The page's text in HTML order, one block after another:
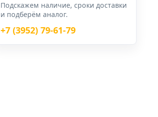
Подскажем наличие, сроки доставки
и подберём аналог.
+7 (3952) 79-61-79